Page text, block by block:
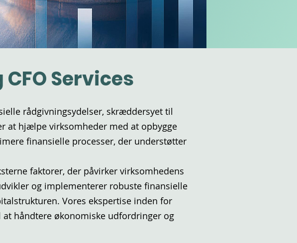
Services
rådgivningsydelser, skræddersyet til
at hjælpe virksomheder med at opbygge
finansielle processer, der understøtter
faktorer, der påvirker virksomhedens
og implementerer robuste finansielle
Vores ekspertise inden for
håndtere økonomiske udfordringer og